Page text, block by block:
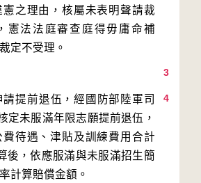
之理由，核屬未表明聲請裁
憲法法庭審查庭得毋庸命補
3
4
定未服滿年限志願提前退伍，
待遇、津貼及訓練費用合計
後，依應服滿與未服滿招生簡